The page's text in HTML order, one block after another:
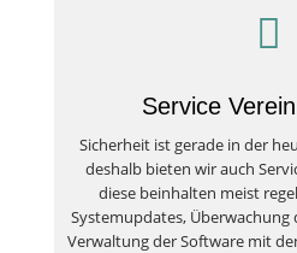

Service
Sicherheit ist gerade in der
deshalb bieten wir auch
diese beinhalten meist
Systemupdates,
Verwaltung der Software mit